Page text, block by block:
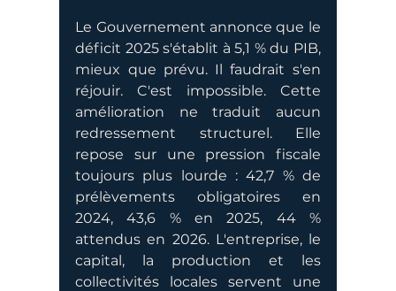
Le Gouvernement annonce que le
déficit 2025 s'établit à 5,1 % du PIB,
mieux que prévu. Il faudrait s'en
réjouir. C'est impossible. Cette
amélioration ne traduit aucun
redressement structurel. Elle
repose sur une pression fiscale
toujours plus lourde : 42,7 % de
prélèvements obligatoires en
2024, 43,6 % en 2025, 44 %
attendus en 2026. L'entreprise, le
capital, la production et les
collectivités locales servent une